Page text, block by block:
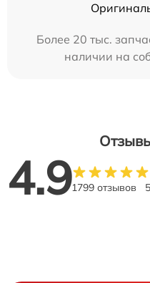
Более 20 тыс.
наличии на
4.91799 отзывов